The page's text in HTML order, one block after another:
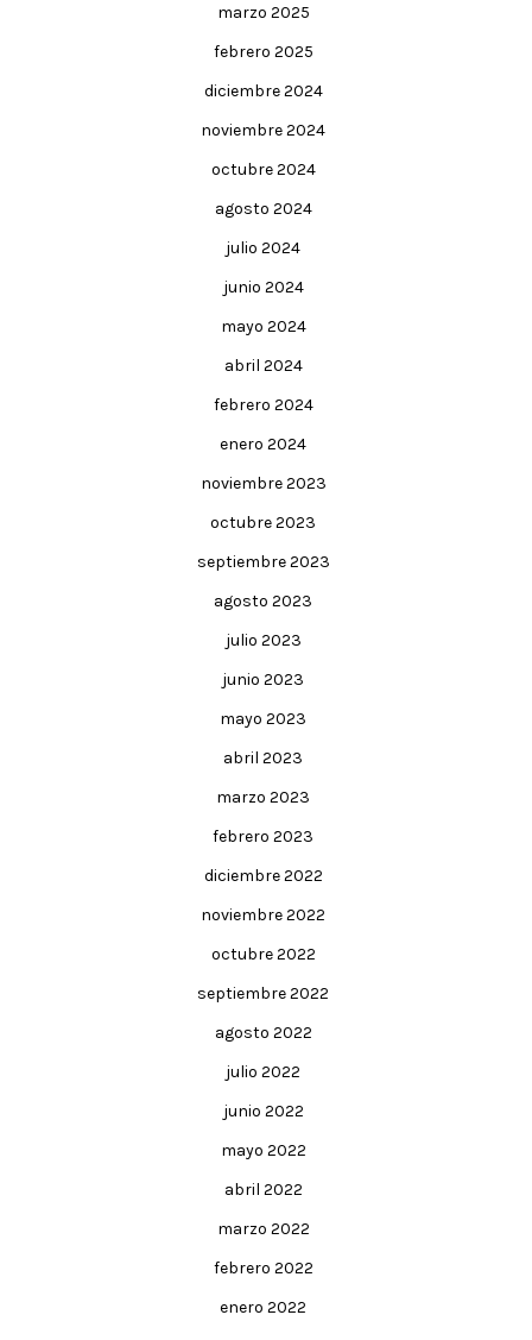
marzo 2025
febrero 2025
diciembre 2024
noviembre 2024
octubre 2024
agosto 2024
julio 2024
junio 2024
mayo 2024
abril 2024
febrero 2024
enero 2024
noviembre 2023
octubre 2023
septiembre 2023
agosto 2023
julio 2023
junio 2023
mayo 2023
abril 2023
marzo 2023
febrero 2023
diciembre 2022
noviembre 2022
octubre 2022
septiembre 2022
agosto 2022
julio 2022
junio 2022
mayo 2022
abril 2022
marzo 2022
febrero 2022
enero 2022